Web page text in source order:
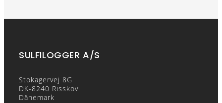
SULFILOGGER A/S
Stokagervej 8G
DK-8240 Risskov
Dänemark